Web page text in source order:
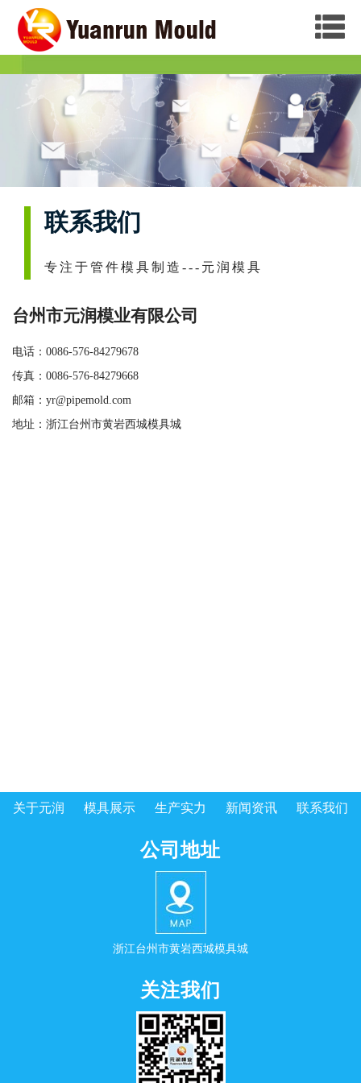
联系我们
专注于管件模具制造---元润模具
台州市元润模业有限公司
电话：0086-576-84279678
传真：0086-576-84279668
邮箱：yr@pipemold.com
地址：浙江台州市黄岩西城模具城
关于元润 模具展示 生产实力 新闻资讯 联系我们
公司地址
浙江台州市黄岩西城模具城
关注我们